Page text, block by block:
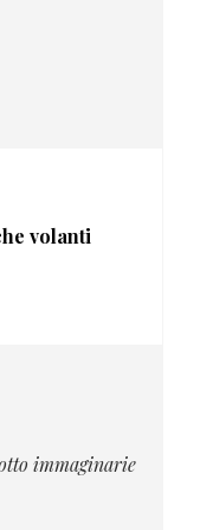
volanti
immaginarie